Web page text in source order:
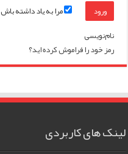
مرا به یاد داشته باش
نام‌نویسی
رمز خود را فراموش کرده اید؟
لینک های کاربردی